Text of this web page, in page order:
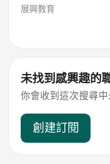
展興教育
未找到感興趣的
你會收到這次搜尋
創建訂閱